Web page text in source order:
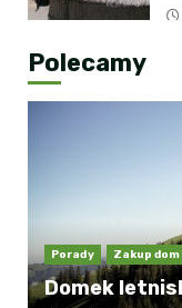
Polecamy
Porady Zakup
Domek